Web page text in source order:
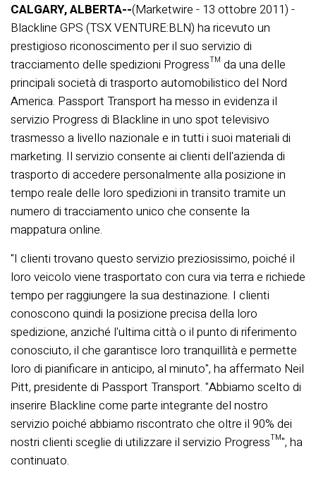
CALGARY, ALBERTA--(Marketwire - 13 ottobre 2011) -
Blackline GPS (TSX VENTURE:BLN) ha ricevuto un
prestigioso riconoscimento per il suo servizio di
tracciamento delle spedizioni Progress™ da una delle
principali società di trasporto automobilistico del Nord
America. Passport Transport ha messo in evidenza il
servizio Progress di Blackline in uno spot televisivo
trasmesso a livello nazionale e in tutti i suoi materiali di
marketing. Il servizio consente ai clienti dell'azienda di
trasporto di accedere personalmente alla posizione in
tempo reale delle loro spedizioni in transito tramite un
numero di tracciamento unico che consente la
mappatura online.
"I clienti trovano questo servizio preziosissimo, poiché il
loro veicolo viene trasportato con cura via terra e richiede
tempo per raggiungere la sua destinazione. I clienti
conoscono quindi la posizione precisa della loro
spedizione, anziché l'ultima città o il punto di riferimento
conosciuto, il che garantisce loro tranquillità e permette
loro di pianificare in anticipo, al minuto", ha affermato Neil
Pitt, presidente di Passport Transport. "Abbiamo scelto di
inserire Blackline come parte integrante del nostro
servizio poiché abbiamo riscontrato che oltre il 90% dei
nostri clienti sceglie di utilizzare il servizio Progress™", ha
continuato.